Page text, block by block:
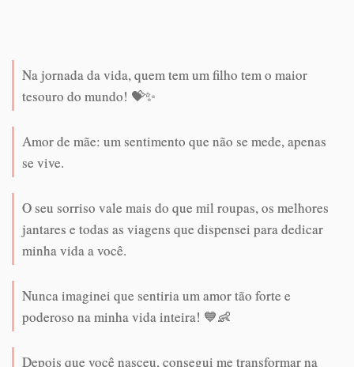
Na jornada da vida, quem tem um filho tem o maior
tesouro do mundo! 💝✨
Amor de mãe: um sentimento que não se mede, apenas
se vive.
O seu sorriso vale mais do que mil roupas, os melhores
jantares e todas as viagens que dispensei para dedicar
minha vida a você.
Nunca imaginei que sentiria um amor tão forte e
poderoso na minha vida inteira! 💙👶
Depois que você nasceu, consegui me transformar na